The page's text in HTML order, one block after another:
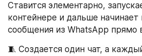
Ставится элементарно,
контейнере и дальше начинает
сообщения из WhatsApp прямо
🧵 Создается один чат, а